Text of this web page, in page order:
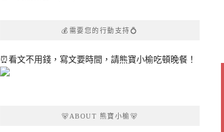
💰需要您的行動支持💍
⏰看文不用錢，寫文要時間，請熊寶小榆吃頓晚餐！
🐻ABOUT 熊寶小榆🐻